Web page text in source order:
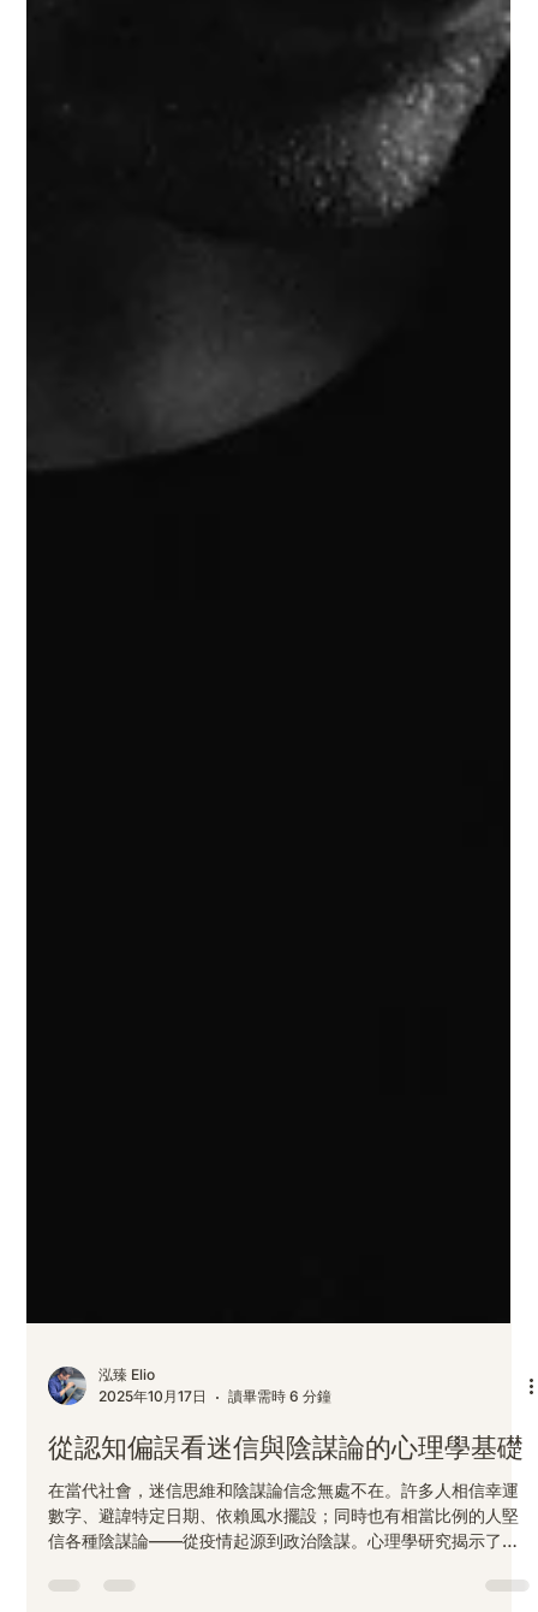
2025年10月17日
讀畢需時 6 分鐘
從認知偏誤看迷信與陰謀論的心理學基礎
在當代社會，迷信思維和陰謀論信念無處不在。許多人相信幸運
信各種陰謀論——從疫情起源到政治陰謀。心理學研究揭示了一